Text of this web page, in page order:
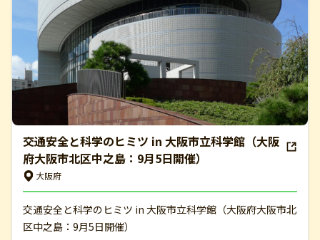
交通安全と科学のヒミツ in 大阪市立科学館（大阪
府大阪市北区中之島：9月5日開催）
大阪府
交通安全と科学のヒミツ in 大阪市立科学館（大阪府大阪市北
区中之島：9月5日開催）